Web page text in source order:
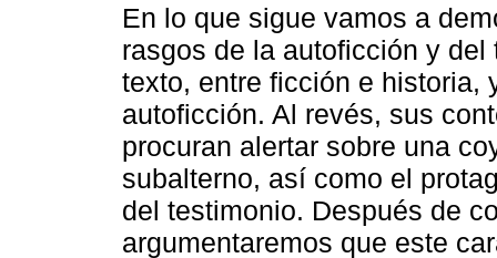
En lo que sigue vamos a
rasgos de la autoficción y
texto, entre ficción e historia,
autoficción. Al revés, sus
procuran alertar sobre una
subalterno, así como el
del testimonio. Después de
argumentaremos que este